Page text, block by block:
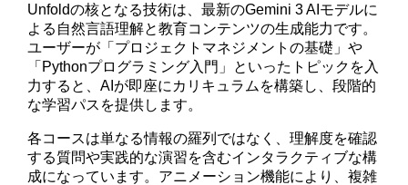
Unfoldの核となる技術は、最新のGemini 3 AIモデルに
よる自然言語理解と教育コンテンツの生成能力です。
ユーザーが「プロジェクトマネジメントの基礎」や
「Pythonプログラミング入門」といったトピックを入
力すると、AIが即座にカリキュラムを構築し、段階的
な学習パスを提供します。
各コースは単なる情報の羅列ではなく、理解度を確認
する質問や実践的な演習を含むインタラクティブな構
成になっています。アニメーション機能により、複雑